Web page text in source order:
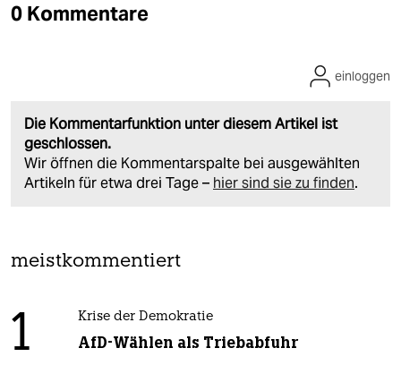
0 Kommentare
Die Kommentarfunktion unter diesem Artikel ist
geschlossen.
Wir öffnen die Kommentarspalte bei ausgewählten
Artikeln für etwa drei Tage – hier sind sie zu finden.
einloggen
meistkommentiert
1 Krise der Demokratie
AfD-Wählen als Triebabfuhr